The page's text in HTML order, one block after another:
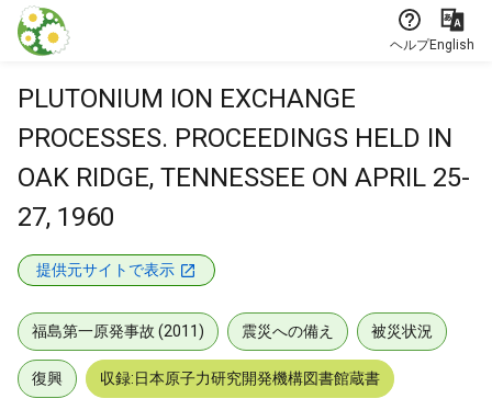
本文に飛ぶ
ヘルプEnglish
PLUTONIUM ION EXCHANGE
PROCESSES. PROCEEDINGS HELD IN
OAK RIDGE, TENNESSEE ON APRIL 25-
27, 1960
提供元サイトで表示
福島第一原発事故 (2011) 震災への備え 被災状況
復興 収録:日本原子力研究開発機構図書館蔵書